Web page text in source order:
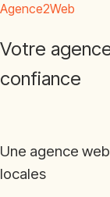
Agence2Web
Votre
confiance
Une agence
locales